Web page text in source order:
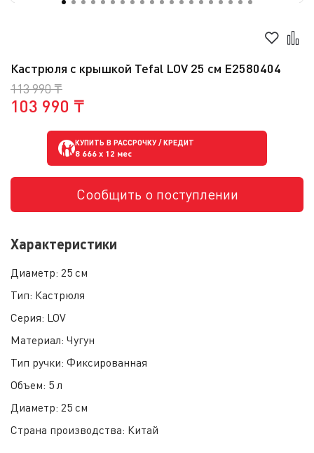
Кастрюля с крышкой Tefal LOV 25 см E2580404
113 990 ₸
103 990 ₸
КУПИТЬ В РАССРОЧКУ / КРЕДИТ
8 666 x 12 мес
Сообщить о поступлении
Характеристики
Диаметр: 25 см
Тип: Кастрюля
Серия: LOV
Материал: Чугун
Тип ручки: Фиксированная
Объем: 5 л
Диаметр: 25 см
Страна производства: Китай